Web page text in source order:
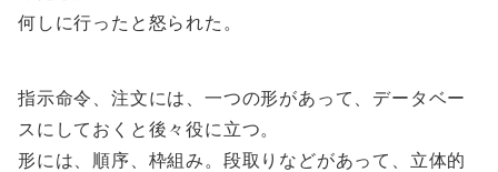
何しに行ったと怒られた。
指示命令、注文には、一つの形があって、データベー
スにしておくと後々役に立つ。
形には、順序、枠組み。段取りなどがあって、立体的